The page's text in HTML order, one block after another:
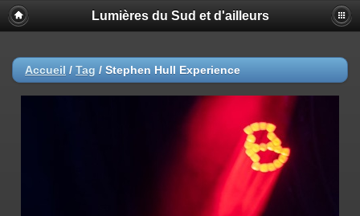
Lumières du Sud et d'ailleurs
Accueil / Tag / Stephen Hull Experience